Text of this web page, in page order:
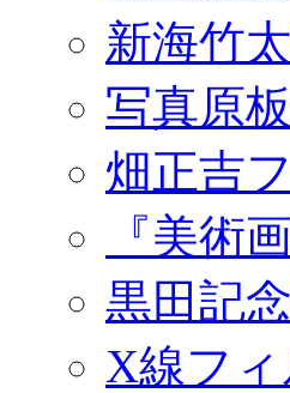
新海竹
写真原
畑正吉
『美術
黒田記
X線フ